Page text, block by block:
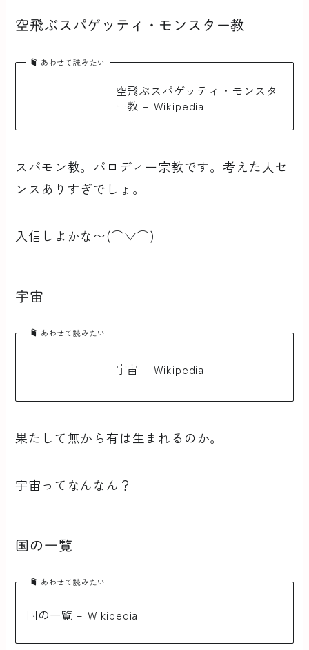
空飛ぶスパゲッティ・モンスター教
あわせて読みたい
空飛ぶスパゲッティ・モンスタ
ー教 – Wikipedia
スパモン教。パロディー宗教です。考えた人セ
ンスありすぎでしょ。
入信しよかな〜(⌒▽⌒)
宇宙
あわせて読みたい
宇宙 – Wikipedia
果たして無から有は生まれるのか。
宇宙ってなんなん？
国の一覧
あわせて読みたい
国の一覧 – Wikipedia